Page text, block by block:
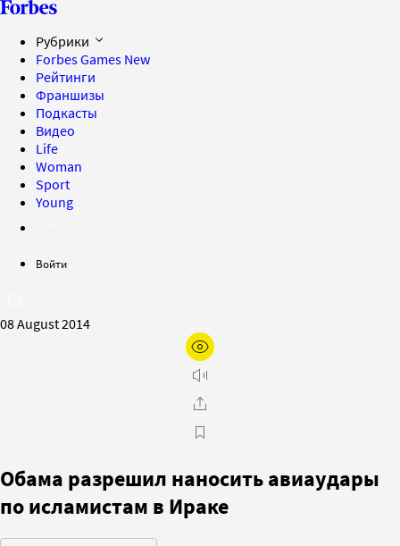
Рубрики
Forbes Games New
Рейтинги
Франшизы
Подкасты
Видео
Life
Woman
Sport
Young
Войти
08 August 2014
Обама разрешил наносить авиаудары
по исламистам в Ираке